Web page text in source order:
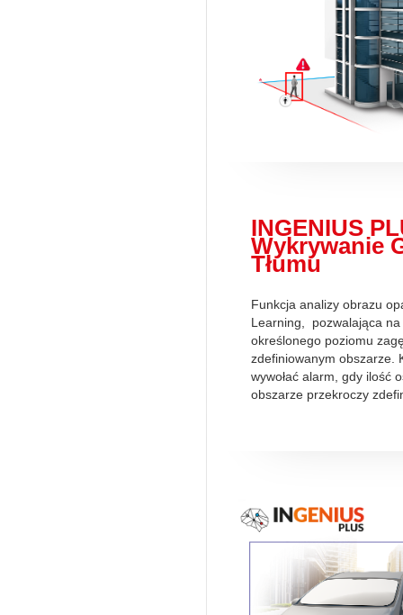
INGENIUS
Wykrywanie
Tłumu
Funkcja analizy obrazu
Learning, pozwalająca na
określonego poziomu
zdefiniowanym obszarze.
wywołać alarm, gdy ilość
obszarze przekroczy